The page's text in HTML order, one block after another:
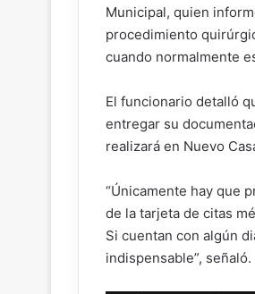
Municipal, quien
procedimiento
cuando normalmente
El funcionario detalló
entregar su
realizará en Nuevo
“Únicamente hay que
de la tarjeta de citas
Si cuentan con algún
indispensable”, señaló.